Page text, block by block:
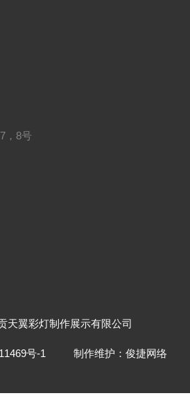
，8号
天翼彩灯制作展示有限公司
号-1 制作维护：俊捷网络